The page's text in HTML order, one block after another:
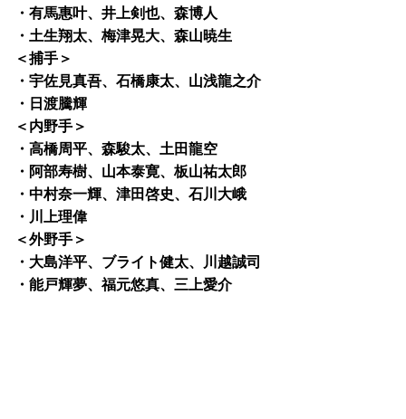
・有馬惠叶、井上剣也、森博人
・土生翔太、梅津晃大、森山暁生
＜捕手＞
・宇佐見真吾、石橋康太、山浅龍之介
・日渡騰輝
＜内野手＞
・高橋周平、森駿太、土田龍空
・阿部寿樹、山本泰寛、板山祐太郎
・中村奈一輝、津田啓史、石川大峨
・川上理偉
＜外野手＞
・大島洋平、ブライト健太、川越誠司
・能戸輝夢、福元悠真、三上愛介